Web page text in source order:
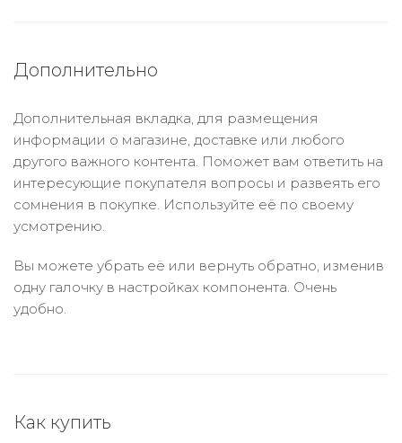
Дополнительно
Дополнительная вкладка, для размещения
информации о магазине, доставке или любого
другого важного контента. Поможет вам ответить на
интересующие покупателя вопросы и развеять его
сомнения в покупке. Используйте её по своему
усмотрению.
Вы можете убрать её или вернуть обратно, изменив
одну галочку в настройках компонента. Очень
удобно.
Как купить